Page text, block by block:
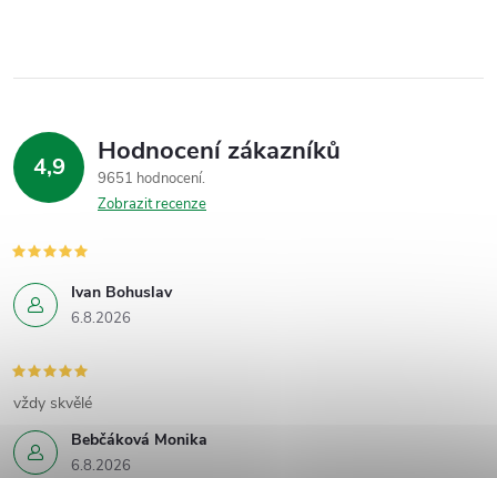
4,9 Hodnocení zákazníků
9651 hodnocení
Zobrazit recenze
Ivan Bohuslav
6.8.2026
Bebčáková Monika
6.8.2026
vždy skvělé